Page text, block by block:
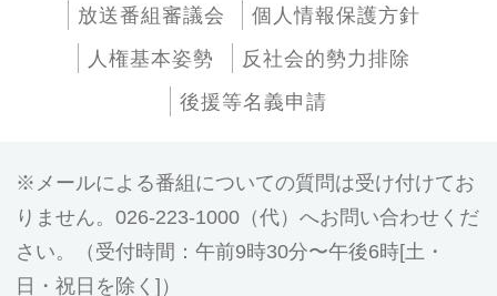
放送番組審議会
個人情報保護方針
人権基本姿勢
反社会的勢力排除
後援等名義申請
メールによる番組についての質問は受け付けてお
りません。026-223-1000（代）へお問い合わせくだ
さい。（受付時間：午前9時30分〜午後6時[土・
日・祝日を除く]）